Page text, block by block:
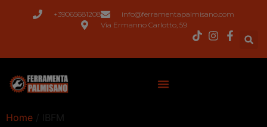
+39065681208
info@ferramentapalmisano.com
Via Ermanno Carlotto, 59
Home / IBFM